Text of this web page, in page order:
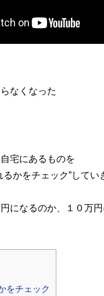
なくなった
宅にあるものを
かをチェック”してい
円になるのか、１０万
をチェック